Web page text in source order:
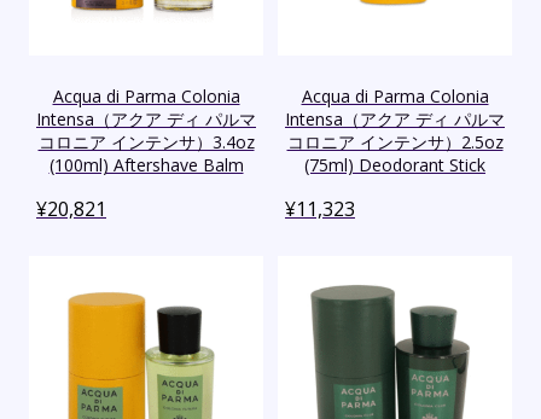
Acqua di Parma Colonia
Intensa（アクア ディ パルマ
コロニア インテンサ）3.4oz
(100ml) Aftershave Balm
¥20,821
Acqua di Parma Colonia
Intensa（アクア ディ パルマ
コロニア インテンサ）2.5oz
(75ml) Deodorant Stick
¥11,323